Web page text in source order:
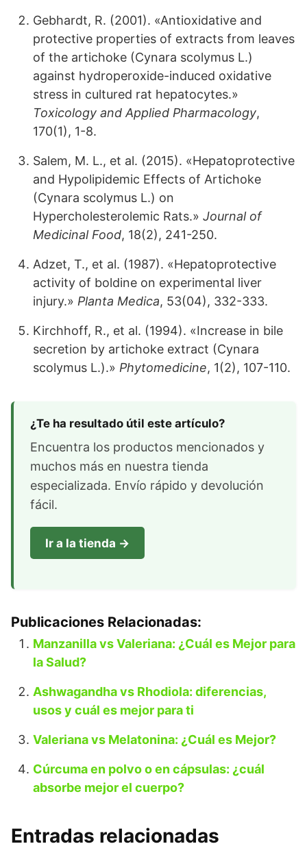
Gebhardt, R. (2001). «Antioxidative and
protective properties of extracts from leaves
of the artichoke (Cynara scolymus L.)
against hydroperoxide-induced oxidative
stress in cultured rat hepatocytes.»
Toxicology and Applied Pharmacology,
170(1), 1-8.
Salem, M. L., et al. (2015). «Hepatoprotective
and Hypolipidemic Effects of Artichoke
(Cynara scolymus L.) on
Hypercholesterolemic Rats.» Journal of
Medicinal Food, 18(2), 241-250.
Adzet, T., et al. (1987). «Hepatoprotective
activity of boldine on experimental liver
injury.» Planta Medica, 53(04), 332-333.
Kirchhoff, R., et al. (1994). «Increase in bile
secretion by artichoke extract (Cynara
scolymus L.).» Phytomedicine, 1(2), 107-110.
¿Te ha resultado útil este artículo?
Encuentra los productos mencionados y
muchos más en nuestra tienda
especializada. Envío rápido y devolución
fácil.
Ir a la tienda →
Publicaciones Relacionadas:
Manzanilla vs Valeriana: ¿Cuál es Mejor para
la Salud?
Ashwagandha vs Rhodiola: diferencias,
usos y cuál es mejor para ti
Valeriana vs Melatonina: ¿Cuál es Mejor?
Cúrcuma en polvo o en cápsulas: ¿cuál
absorbe mejor el cuerpo?
Entradas relacionadas